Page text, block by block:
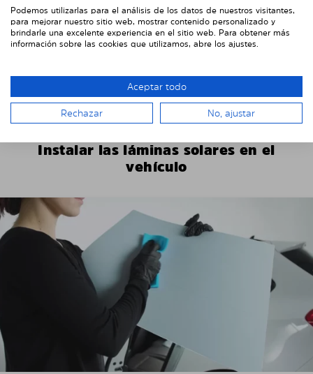
Puede encontrar más instrucciones de instalación
específicas del vehículo en nuestroYouTube channel
montaje, no dudes en ponerte en contacto con
nosotros. Envíanos algunas fotos, eso nos ayudará
Instalar las láminas solares en el
vehículo
Podemos utilizarlas para el análisis de los datos de nuestros visitantes,
para mejorar nuestro sitio web, mostrar contenido personalizado y
brindarle una excelente experiencia en el sitio web. Para obtener más
información sobre las cookies que utilizamos, abre los ajustes.
Aceptar todo
Rechazar No, ajustar